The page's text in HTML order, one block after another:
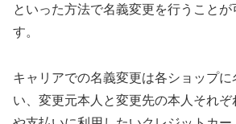
といった方法で名義変更を行うことが
す。
キャリアでの名義変更は各ショップに
い、変更元本人と変更先の本人それ